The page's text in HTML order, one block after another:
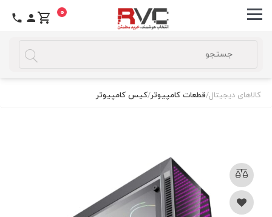
0
کالاهای دیجیتال/قطعات کامپیوتر/کیس کامپیوتر